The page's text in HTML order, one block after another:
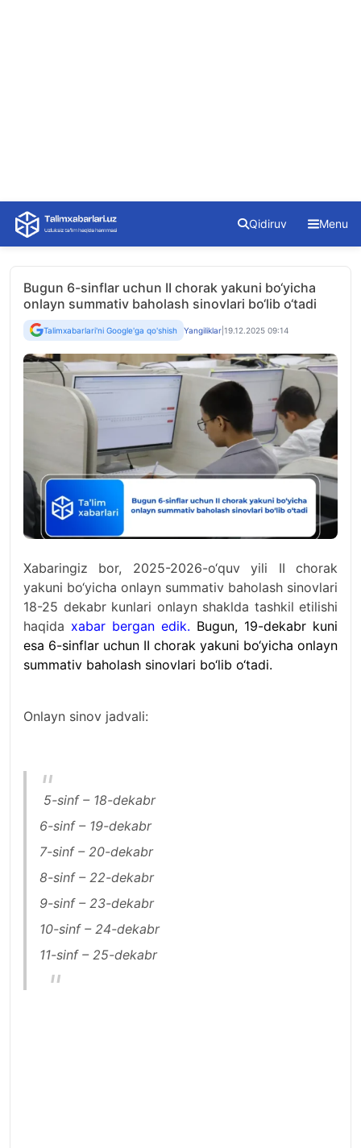
Skip
content
Qidiruv Menu
Bugun 6-sinflar uchun II chorak yakuni bo‘yicha
onlayn summativ baholash sinovlari bo‘lib o‘tadi
Talimxabarlari'ni Google'ga qo'shish Yangiliklar 19.12.2025 09:14
Xabaringiz bor, 2025-2026-o‘quv yili II chorak
yakuni bo‘yicha onlayn summativ baholash sinovlari
18-25 dekabr kunlari onlayn shaklda tashkil etilishi
haqida xabar bergan edik. Bugun, 19-dekabr kuni
esa 6-sinflar uchun II chorak yakuni bo‘yicha onlayn
summativ baholash sinovlari bo‘lib o‘tadi.
Onlayn sinov jadvali:
5-sinf – 18-dekabr
6-sinf – 19-dekabr
7-sinf – 20-dekabr
8-sinf – 22-dekabr
9-sinf – 23-dekabr
10-sinf – 24-dekabr
11-sinf – 25-dekabr